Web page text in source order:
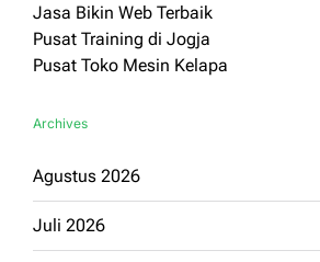
Jasa Bikin Web Terbaik
Pusat Training di Jogja
Pusat Toko Mesin Kelapa
Archives
Agustus 2026
Juli 2026